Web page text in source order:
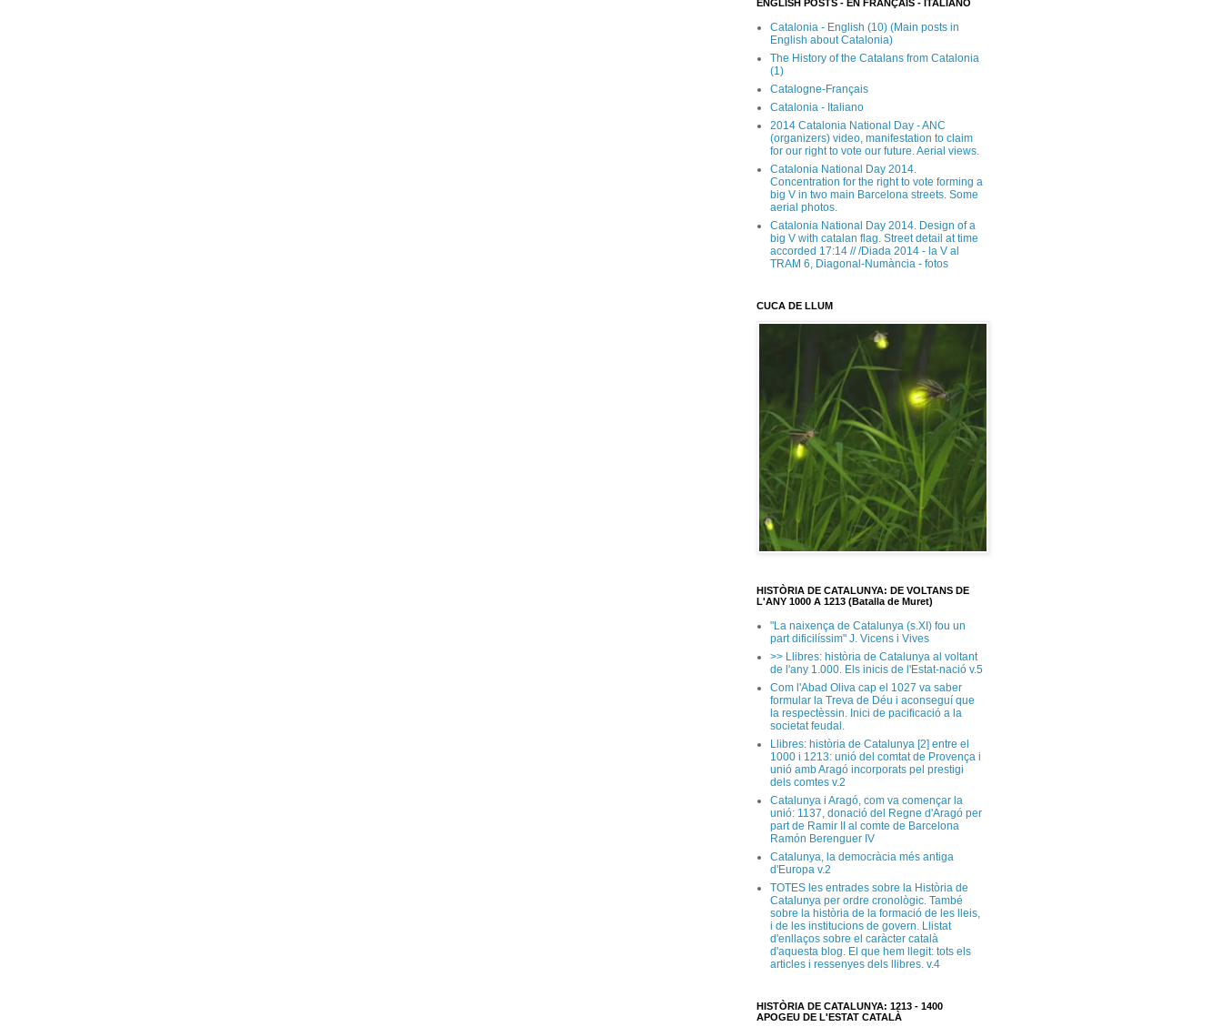
ENGLISH POSTS - EN FRANÇAIS - ITALIANO
Catalonia - English (10) (Main posts in
English about Catalonia)
The History of the Catalans from Catalonia
(1)
Catalogne-Français
Catalonia - Italiano
2014 Catalonia National Day - ANC
(organizers) video, manifestation to claim
for our right to vote our future. Aerial views.
Catalonia National Day 2014.
Concentration for the right to vote forming a
big V in two main Barcelona streets. Some
aerial photos.
Catalonia National Day 2014. Design of a
big V with catalan flag. Street detail at time
accorded 17:14 // /Diada 2014 - la V al
TRAM 6, Diagonal-Numància - fotos
CUCA DE LLUM
HISTÒRIA DE CATALUNYA: DE VOLTANS DE
L'ANY 1000 A 1213 (Batalla de Muret)
"La naixença de Catalunya (s.XI) fou un
part dificilíssim" J. Vicens i Vives
>> Llibres: història de Catalunya al voltant
de l'any 1.000. Els inicis de l'Estat-nació v.5
Com l'Abad Oliva cap el 1027 va saber
formular la Treva de Déu i aconseguí que
la respectèssin. Inici de pacificació a la
societat feudal.
Llibres: història de Catalunya [2] entre el
1000 i 1213: unió del comtat de Provença i
unió amb Aragó incorporats pel prestigi
dels comtes v.2
Catalunya i Aragó, com va començar la
unió: 1137, donació del Regne d'Aragó per
part de Ramir II al comte de Barcelona
Ramón Berenguer IV
Catalunya, la democràcia més antiga
d'Europa v.2
TOTES les entrades sobre la Història de
Catalunya per ordre cronològic. També
sobre la història de la formació de les lleis,
i de les institucions de govern. Llistat
d'enllaços sobre el caràcter català
d'aquesta blog. El que hem llegit: tots els
articles i ressenyes dels llibres. v.4
HISTÒRIA DE CATALUNYA: 1213 - 1400
APOGEU DE L'ESTAT CATALÀ